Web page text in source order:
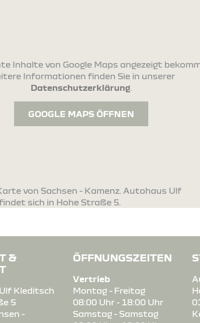
Inhalte von Google Maps angezeigt
Informationen finden Sie in unserer
Datenschutzerklärung
GOOGLE MAPS ÖFFNEN
von Sachsen - Kamenz. Autohaus Ulf
sich in Hohe Straße 5.
&
Kleditsch
5
-
ÖFFNUNGSZEITEN
Vertrieb
Montag - Freitag
08:00 Uhr - 18:00 Uhr
Samstag - Samstag